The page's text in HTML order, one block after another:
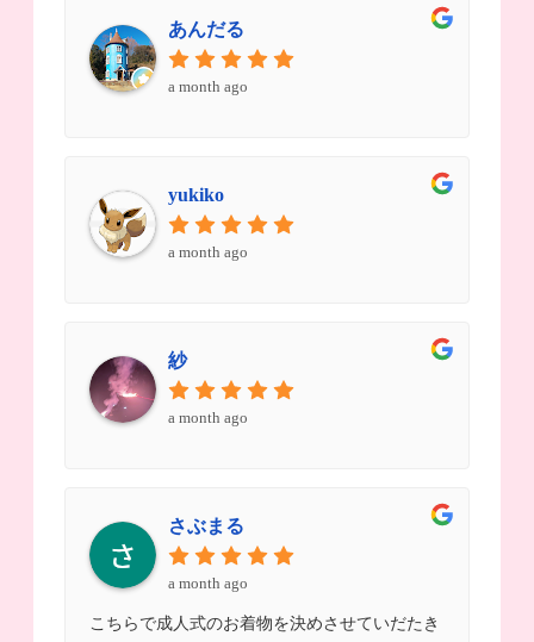
あんだる
a month ago
yukiko
a month ago
紗
a month ago
さぶまる
a month ago
こちらで成人式のお着物を決めさせていだたき